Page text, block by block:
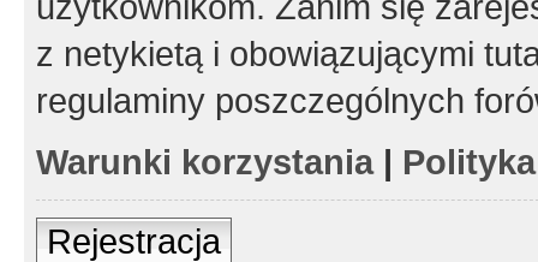
z netykietą i obowiązującymi
regulaminy poszczególnych
Warunki korzystania|
Rejestracja